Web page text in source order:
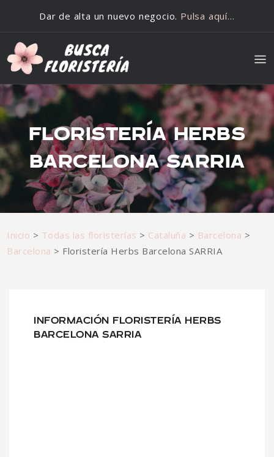
Dar de alta un nuevo negocio. Pulsa aquí…
FLORISTERÍA HERBS
BARCELONA SARRIA
Inicio > Todas las floristerías > Cataluña > Barcelona >
Barcelona > Floristería Herbs Barcelona SARRIA
INFORMACIÓN FLORISTERÍA HERBS
BARCELONA SARRIA